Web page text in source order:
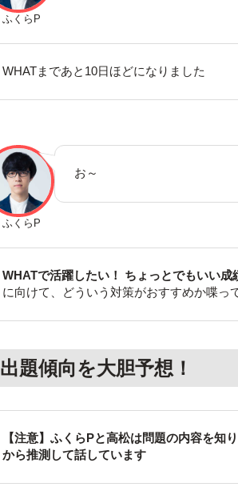
ふくらP
WHATまであと10日ほどになりました
ふくらP
お～
WHATで活躍したい！ ちょっとでもいい成
に向けて、どういう対策がおすすめか喋っ
出題傾向を大胆予想！
【注意】ふくらPと高松は問題の内容を知
から推測して話しています